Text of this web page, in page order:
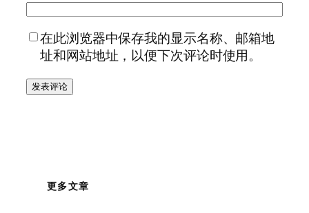
在此浏览器中保存我的显示名称、邮箱地
址和网站地址，以便下次评论时使用。
更多文章